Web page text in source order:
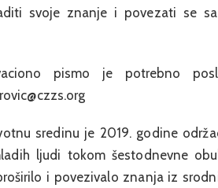
svoje znanje i povezati se
pismo je potrebno
sredinu je 2019. godine
ljudi tokom šestodnevne
i povezivalo znanja iz